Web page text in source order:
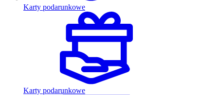
Karty podarunkowe
Karty podarunkowe